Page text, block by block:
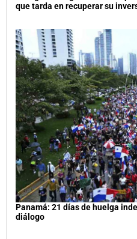
que tarda en recuperar su
Panamá: 21 días de huelga
diálogo